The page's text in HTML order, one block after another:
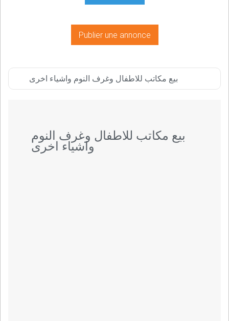
Publier une annonce
بيع مكاتب للاطفال وغرف النوم واشياء اخرى
بيع مكاتب للاطفال وغرف النوم
واشياء اخرى